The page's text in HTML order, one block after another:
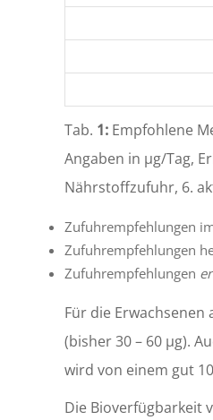
Tab. 1: Empfohlene
Angaben in µg/Tag,
Nährstoffzufuhr, 6.
Zufuhrempfehlungen
Zufuhrempfehlungen
Zufuhrempfehlungen
Für die
(bisher 30 – 60 µg).
wird von einem gut
Die Bioverfügbarkeit